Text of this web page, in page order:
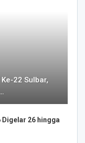
22 Sulbar,
Digelar 26 hingga